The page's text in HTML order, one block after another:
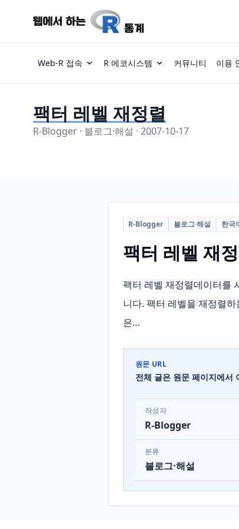
Web-R 접속 R 에코시스템 커뮤니티 이용
팩터 레벨 재정렬
R-Blogger · 블로그·해설 · 2007-10-17
R-Blogger 블로그·해설 한국
팩터 레벨 재
팩터 레벨 재정렬데이터를
니다. 팩터 레벨을 재정렬
은…
원문 URL
전체 글은 원문 페이지에서
작성자
R-Blogger
분류
블로그·해설